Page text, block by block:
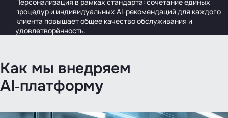
процедур и индивидуальных AI-рекомендаций для каждого
клиента повышает общее качество обслуживания и
удовлетворённость.
Как мы внедряем
AI‑платформу